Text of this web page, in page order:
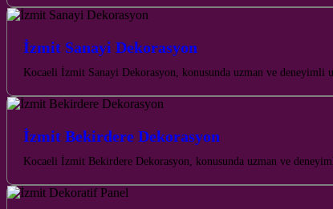
İzmit Sanayi Dekorasyon
Kocaeli İzmit Sanayi Dekorasyon, konusunda uzman ve deneyimli
İzmit Bekirdere Dekorasyon
Kocaeli İzmit Bekirdere Dekorasyon, konusunda uzman ve